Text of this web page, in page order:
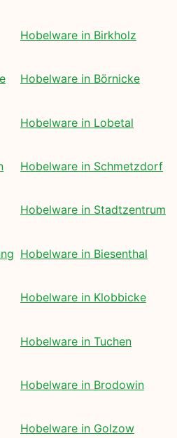
Hobelware in Birkholz
Hobelware in Börnicke
Hobelware in Lobetal
Hobelware in Schmetzdorf
Hobelware in Stadtzentrum
Hobelware in Biesenthal
Hobelware in Klobbicke
Hobelware in Tuchen
Hobelware in Brodowin
Hobelware in Golzow